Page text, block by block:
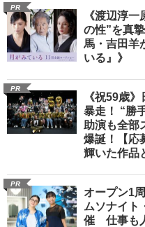
PR
《渡辺淳
の性”を真
馬・吉田羊
いる』》
PR
《祝59歳
暴走！ “勝
助演も全部
爆誕！【応
輝いた作品
PR
オープン1
ムソナイト
催 仕事も